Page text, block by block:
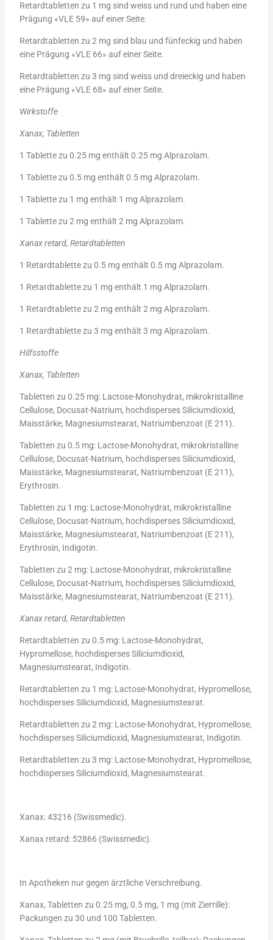
Retardtabletten zu 1 mg sind weiss und rund und haben eine
Prägung «VLE 59» auf einer Seite.
Retardtabletten zu 2 mg sind blau und fünfeckig und haben
eine Prägung «VLE 66» auf einer Seite.
Retardtabletten zu 3 mg sind weiss und dreieckig und haben
eine Prägung «VLE 68» auf einer Seite.
Wirkstoffe
Xanax, Tabletten
1 Tablette zu 0.25 mg enthält 0.25 mg Alprazolam.
1 Tablette zu 0.5 mg enthält 0.5 mg Alprazolam.
1 Tablette zu 1 mg enthält 1 mg Alprazolam.
1 Tablette zu 2 mg enthält 2 mg Alprazolam.
Xanax retard, Retardtabletten
1 Retardtablette zu 0.5 mg enthält 0.5 mg Alprazolam.
1 Retardtablette zu 1 mg enthält 1 mg Alprazolam.
1 Retardtablette zu 2 mg enthält 2 mg Alprazolam.
1 Retardtablette zu 3 mg enthält 3 mg Alprazolam.
Hilfsstoffe
Xanax, Tabletten
Tabletten zu 0.25 mg: Lactose-Monohydrat, mikrokristalline
Cellulose, Docusat-Natrium, hochdisperses Siliciumdioxid,
Maisstärke, Magnesiumstearat, Natriumbenzoat (E 211).
Tabletten zu 0.5 mg: Lactose-Monohydrat, mikrokristalline
Cellulose, Docusat-Natrium, hochdisperses Siliciumdioxid,
Maisstärke, Magnesiumstearat, Natriumbenzoat (E 211),
Erythrosin.
Tabletten zu 1 mg: Lactose-Monohydrat, mikrokristalline
Cellulose, Docusat-Natrium, hochdisperses Siliciumdioxid,
Maisstärke, Magnesiumstearat, Natriumbenzoat (E 211),
Erythrosin, Indigotin.
Tabletten zu 2 mg: Lactose-Monohydrat, mikrokristalline
Cellulose, Docusat-Natrium, hochdisperses Siliciumdioxid,
Maisstärke, Magnesiumstearat, Natriumbenzoat (E 211).
Xanax retard, Retardtabletten
Retardtabletten zu 0.5 mg: Lactose-Monohydrat,
Hypromellose, hochdisperses Siliciumdioxid,
Magnesiumstearat, Indigotin.
Retardtabletten zu 1 mg: Lactose-Monohydrat, Hypromellose,
hochdisperses Siliciumdioxid, Magnesiumstearat.
Retardtabletten zu 2 mg: Lactose-Monohydrat, Hypromellose,
hochdisperses Siliciumdioxid, Magnesiumstearat, Indigotin.
Retardtabletten zu 3 mg: Lactose-Monohydrat, Hypromellose,
hochdisperses Siliciumdioxid, Magnesiumstearat.
Xanax: 43216 (Swissmedic).
Xanax retard: 52866 (Swissmedic).
In Apotheken nur gegen ärztliche Verschreibung.
Xanax, Tabletten zu 0.25 mg, 0.5 mg, 1 mg (mit Zierrille):
Packungen zu 30 und 100 Tabletten.